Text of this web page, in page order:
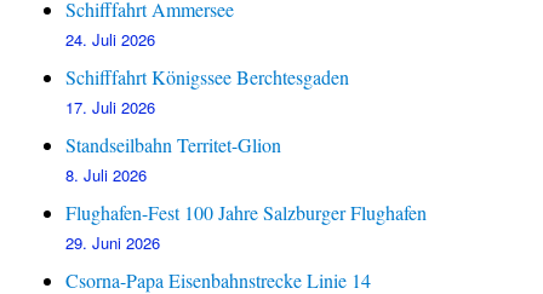
Schifffahrt Ammersee
24. Juli 2026
Schifffahrt Königssee Berchtesgaden
17. Juli 2026
Standseilbahn Territet-Glion
8. Juli 2026
Flughafen-Fest 100 Jahre Salzburger Flughafen
29. Juni 2026
Csorna-Papa Eisenbahnstrecke Linie 14